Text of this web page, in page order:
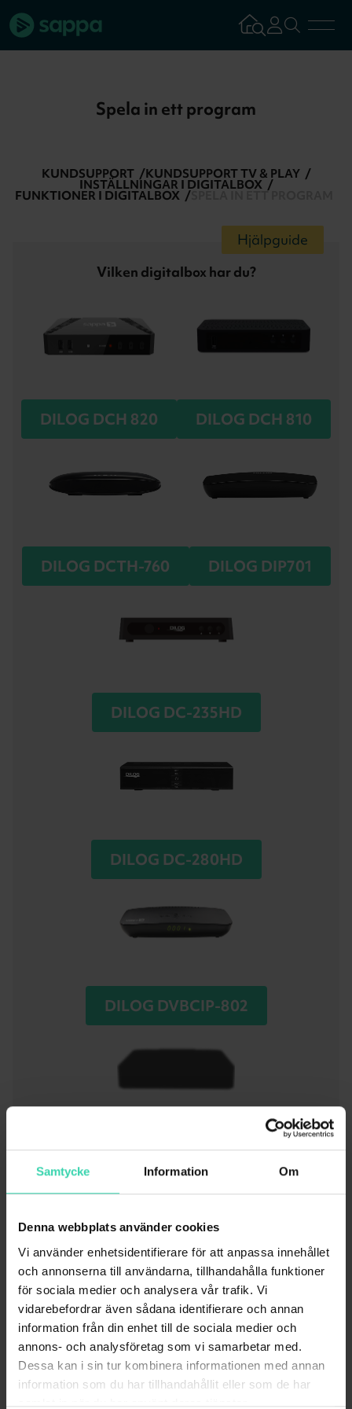
Samtycke Information Om
Denna webbplats använder cookies
Vi använder enhetsidentifierare för att anpassa innehållet
och annonserna till användarna, tillhandahålla funktioner
för sociala medier och analysera vår trafik. Vi
vidarebefordrar även sådana identifierare och annan
information från din enhet till de sociala medier och
annons- och analysföretag som vi samarbetar med.
Dessa kan i sin tur kombinera informationen med annan
information som du har tillhandahållit eller som de har
samlat in när du har använt deras tjänster.
TV & Streaming
Mobilabonnemang
Aktivera
Spela in ett program
KUNDSUPPORT KUNDSUPPORT TV & PLAY
INSTÄLLNINGAR I DIGITALBOX
FUNKTIONER I DIGITALBOX SPELA IN ETT PROGRAM
Hjälpguide
Vilken digitalbox har du?
DILOG DCH 820 DILOG DCH 810
DILOG DCTH-760 DILOG DIP701
DILOG DC-235HD
DILOG DC-280HD
DILOG DVBCIP-802
ÖVRIGA BOXAR
Jag kan inte se inspelningar/spela in
Skapa ett ärende
Skapa ett ärende och följ hanteringen av det
inne på Mitt Sappa. Med ett ärende förser du